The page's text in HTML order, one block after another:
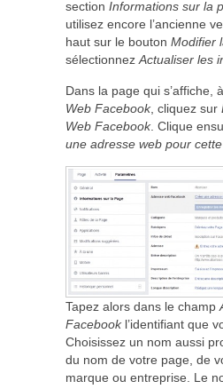
section Informations sur la
utilisez encore l’ancienne
haut sur le bouton Modifier
sélectionnez Actualiser les
Dans la page qui s’affiche,
Web Facebook, cliquez sur
Web Facebook. Clique
une adresse web pour
Tapez alors dans le champ
Facebookl’identifiant que
Choisissez un nom aussi
du nom de votre page, de
marque ou entreprise. Le